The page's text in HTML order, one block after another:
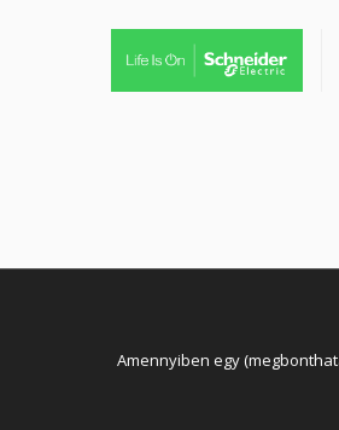
Amennyiben egy